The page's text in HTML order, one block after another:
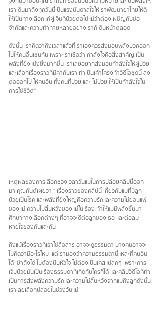
เราเดินมาถึงทุกวันนี้เป็นแรงบันดาลใจให้เราพัฒนายาไทยให้ดี
ให้เป็นทางเลือกแก่ผู้เจ็บที่ป่วยต่อไปแม้ว่าต้องเผชิญกับข้อ
จำกัดและความท้าทายหลายอย่างเราก็เดินหน้าตลอด
ดังนั้น เราคิดว่าถึงเวลาแล้วที่เราเองควรส่งมอบพลังบวกออก
ไปให้คนอื่นเช่นกัน เพราะเราเชื่อว่า กำลังใจคือสิ่งสำคัญ เป็น
พลังที่ยิ่งแบ่งยิ่งมากขึ้น เราเลยอยากส่งมอบกำลังใจให้ผู้ป่วย
และเลือกเรื่องราวที่มีค่ากับเรา ทำเป็นเค้าโครงทำวีดีโอชุดนี้ ส่ง
ต่อออกไป ให้คนอื่น ทั้งคนที่ป่วย และ ไม่ป่วย ให้เป็นกำลังใจใน
การใช้ชีวิต”
เหตุผลของการเลือกช่วงเวลาวันแม่ในการปล่อยคลิปนี้ออก
มา คุณกันต์เผยว่า “ เรื่องราวของคลิปนี้ เกี่ยวกับแม่ที่มีลูก
ป่วยเป็นโรค และพลังที่ยิ่งใหญ่คือความรักและความไม่ยอมแพ้
ของแม่ ความไม่สิ้นหวังของแม่ในเรื่อง ทำให้แม่มีพลังขึ้นมา
ศึกษาทางเลือกต่างๆ ที่อาจจะดีต่อลูกของเธอ และต่อลม
หายใจของกันและกัน
ถึงแม้เรื่องราวที่เราใช้สื่อสาร อาจจะดูธรรมดา บางคนอาจจะ
ไม่คิดว่ามีอะไรใหม่  แต่เรามองว่าความธรรมดานี่แหละที่คนอิน
ได้ เข้าถึงได้ ไม่ต้องบีบหัวใจ ไม่ต้องเป็นเคสแปลกๆ เพราะการ
เจ็บป่วยมันเป็นเรื่องธรรมดาที่เกิดกับใครก็ได้ และคลิปวีดีโอที่ทำ
เป็นการส่งพลังความรักและความไม่สิ้นหวังจากแม่ถึงลูกดังนั้น
เราเลยเลือกปล่อยในช่วงวันแม่”